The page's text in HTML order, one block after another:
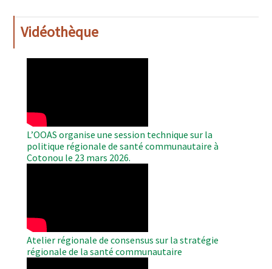
Vidéothèque
L’OOAS organise une session technique sur la
politique régionale de santé communautaire à
Cotonou le 23 mars 2026.
Atelier régionale de consensus sur la stratégie
régionale de la santé communautaire